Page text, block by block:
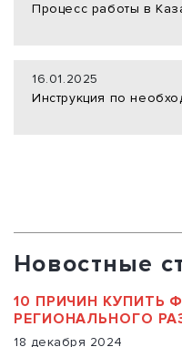
Процесс работы в
16.01.2025
Инструкция по
Новостные
10 ПРИЧИН КУПИТЬ
РЕГИОНАЛЬНОГО
18 декабря 2024